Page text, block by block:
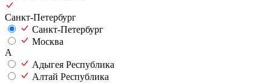
Санкт-Петербург
Санкт-Петербург
Москва
А
Адыгея Республика
Алтай Республика